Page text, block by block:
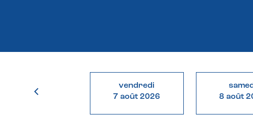
vendredi
7 août 2026
8 août